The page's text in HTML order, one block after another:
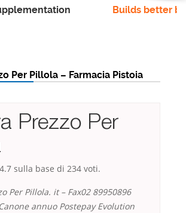
Builds better
Per Pillola – Farmacia Pistoia
Prezzo Per
4.7 sulla base di 234 voti.
Per Pillola. it – Fax02 89950896
annuo Postepay Evolution